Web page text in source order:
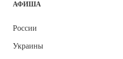
АФИША
России
Украины